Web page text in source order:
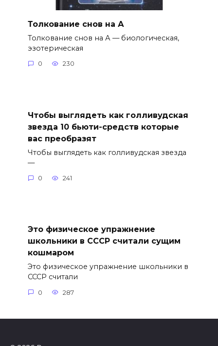
Толкование снов на А
Толкование снов на А — биологическая,
эзотерическая
0 230
Чтобы выглядеть как голливудская
звезда 10 бьюти-средств которые
вас преобразят
Чтобы выглядеть как голливудская звезда
—
0 241
Это физическое упражнение
школьники в СССР считали сущим
кошмаром
Это физическое упражнение школьники в
СССР считали
0 287